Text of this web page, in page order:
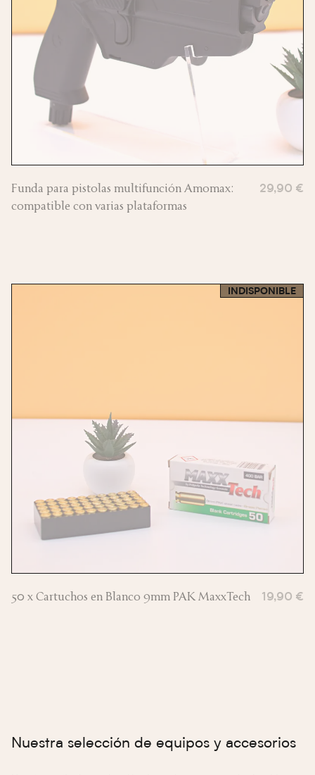
Funda para pistolas multifunción Amomax:
compatible con varias plataformas
29,90 €
INDISPONIBLE
50 x Cartuchos en Blanco 9mm PAK MaxxTech 19,90 €
Nuestra selección de equipos y accesorios